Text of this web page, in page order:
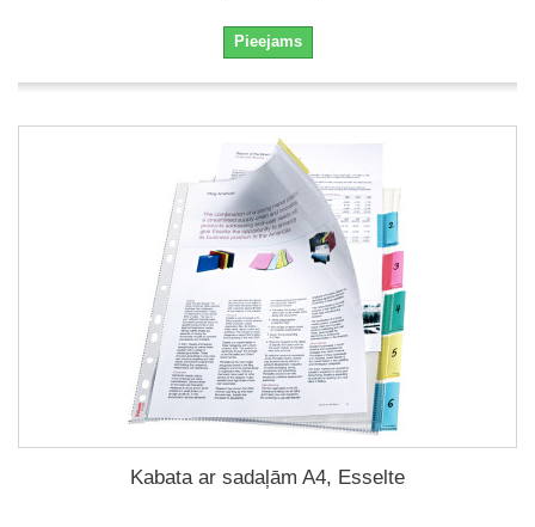
Pieejams
Kabata ar sadaļām A4, Esselte